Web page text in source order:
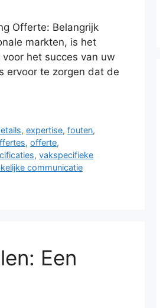
Offerte: Belangrijk
markten, is het
het succes van uw
ervoor te zorgen dat de
,expertise,fouten,
, offerte,
, vakspecifieke
communicatie
Een